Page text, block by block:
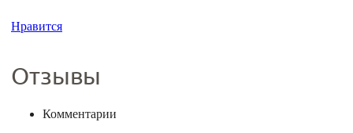
Нравится
Отзывы
Комментарии